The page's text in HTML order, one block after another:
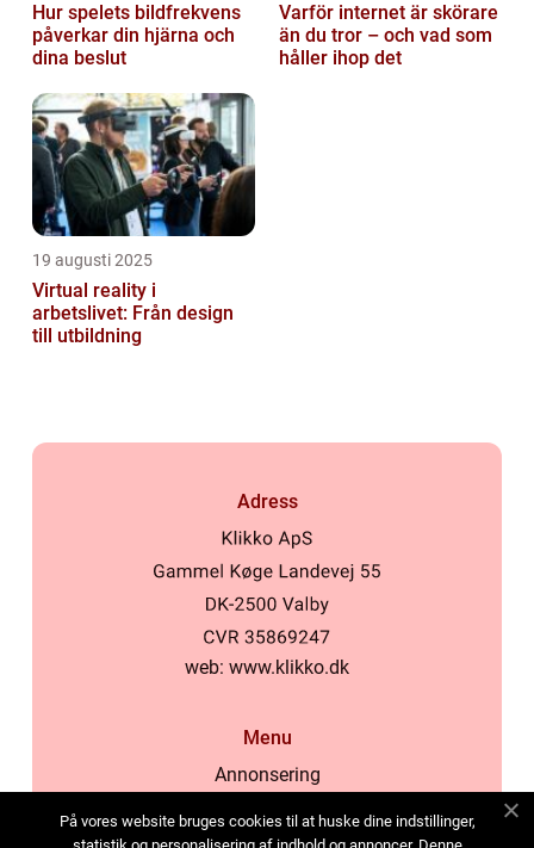
Hur spelets bildfrekvens
påverkar din hjärna och
dina beslut
Varför internet är skörare
än du tror – och vad som
håller ihop det
19 augusti 2025
Virtual reality i
arbetslivet: Från design
till utbildning
Adress
web: www.klikko.dk
Menu
Annonsering
Cookies
På vores website bruges cookies til at huske dine indstillinger,